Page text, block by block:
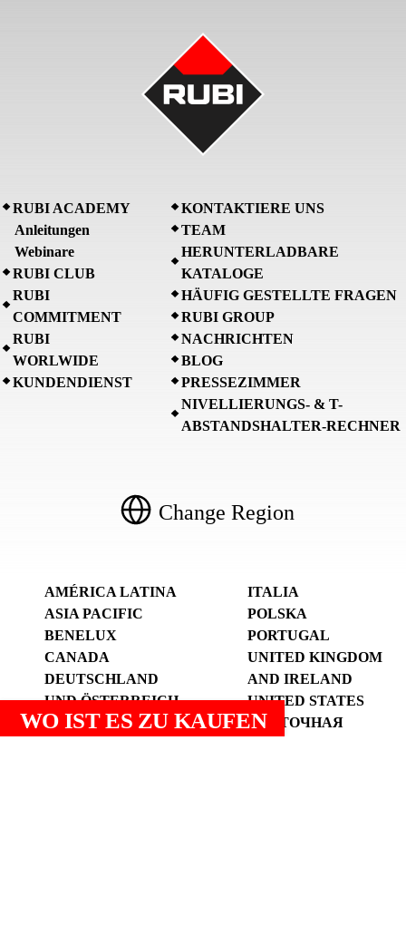
WO IST ES ZU KAUFEN
RUBI ACADEMY
Anleitungen
Webinare
RUBI CLUB
RUBI
COMMITMENT
RUBI
WORLWIDE
KUNDENDIENST
KONTAKTIERE UNS
TEAM
HERUNTERLADBARE
KATALOGE
HÄUFIG GESTELLTE FRAGEN
RUBI GROUP
NACHRICHTEN
BLOG
PRESSEZIMMER
NIVELLIERUNGS- & T-
ABSTANDSHALTER-RECHNER
Change Region
AMÉRICA LATINA
ASIA PACIFIC
BENELUX
CANADA
DEUTSCHLAND
UND ÖSTERREICH
ESPANYA (CATALÀ)
ITALIA
POLSKA
PORTUGAL
UNITED KINGDOM
AND IRELAND
UNITED STATES
ВОСТОЧНАЯ